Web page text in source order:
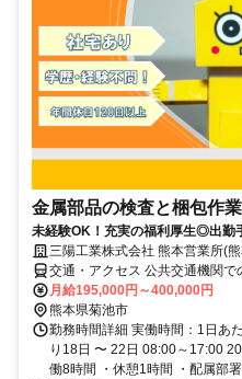
金属部品の検査と梱包作業
未経験OK！充実の福利厚生◎出勤
三陽工業株式会社 熊本営業所(
交通・アクセス 公共交通機関
の通勤になります
月給195,000円～400,000円
熊本県菊池市
勤務時間詳細 実働時間：1日あ
り18日 〜 22日 08:00～17:00
働8時間 ・休憩1時間 ・配属部